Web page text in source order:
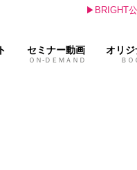
セミナー動画 オリ
▶BRIGHT
ＯＮ-ＤＥＭＡＮＤ ＢＯ